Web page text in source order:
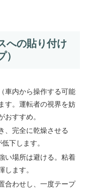
への貼り付け
車内から操作する可能
す。運転者の視界を妨
すすめ。
、完全に乾燥させる
下します。
い場所は避ける。粘着
ます。
合わせし、一度テープ